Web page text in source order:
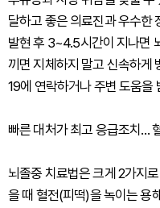
달하고 좋은 의료진과 우수한
발현 후 3~4.5시간이 지나면
끼면 지체하지 말고 신속하게
19에 연락하거나 주변 도움을
빠른 대처가 최고 응급조치…
뇌졸중 치료법은 크게 2가지
을 때 혈전(피떡)을 녹이는 용